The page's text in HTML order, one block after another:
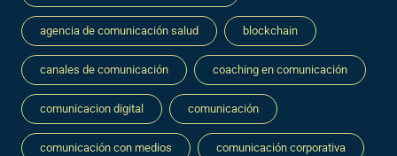
agencia de comunicación salud blockchain
canales de comunicación coaching en comunicación
comunicacion digital comunicación
comunicación con medios comunicación corporativa